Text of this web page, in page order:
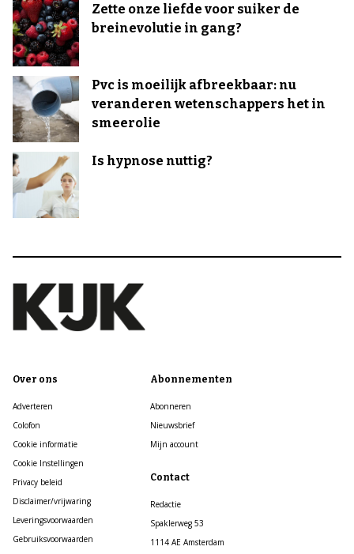
Zette onze liefde voor suiker de
breinevolutie in gang?
Pvc is moeilijk afbreekbaar: nu
veranderen wetenschappers het in
smeerolie
Is hypnose nuttig?
Over ons
Adverteren
Colofon
Cookie informatie
Cookie Instellingen
Privacy beleid
Disclaimer/vrijwaring
Leveringsvoorwaarden
Gebruiksvoorwaarden
Abonnementen
Abonneren
Nieuwsbrief
Mijn account
Contact
Redactie
Spaklerweg 53
1114 AE Amsterdam